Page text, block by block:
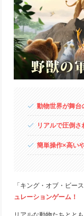
動物世界が舞台
リアルで圧倒
簡単操作×高い
「キング・オブ・ビー
ュレーションゲーム！